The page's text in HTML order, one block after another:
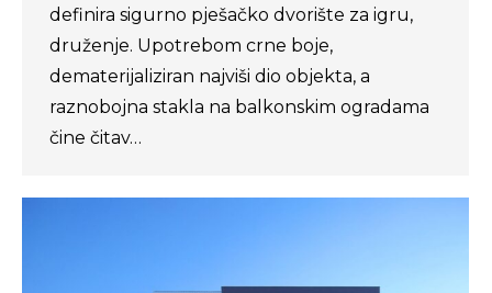
definira sigurno pješačko dvorište za igru,
druženje. Upotrebom crne boje,
dematerijaliziran najviši dio objekta, a
raznobojna stakla na balkonskim ogradama
čine čitav…